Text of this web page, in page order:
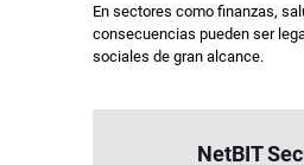
En sectores como finanzas,
consecuencias pueden ser
sociales de gran alcance.
NetBIT